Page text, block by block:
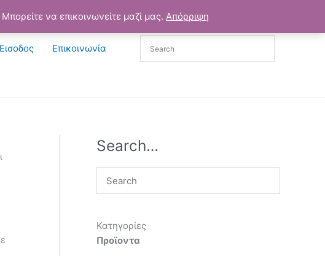
να επικοινωνείτε μαζί μας. Απόρριψη
Εισοδος Επικοινωνία
Search…
Κατηγορίες
Προϊοντα